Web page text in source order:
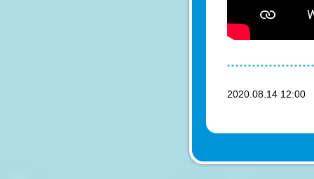
2020.08.14